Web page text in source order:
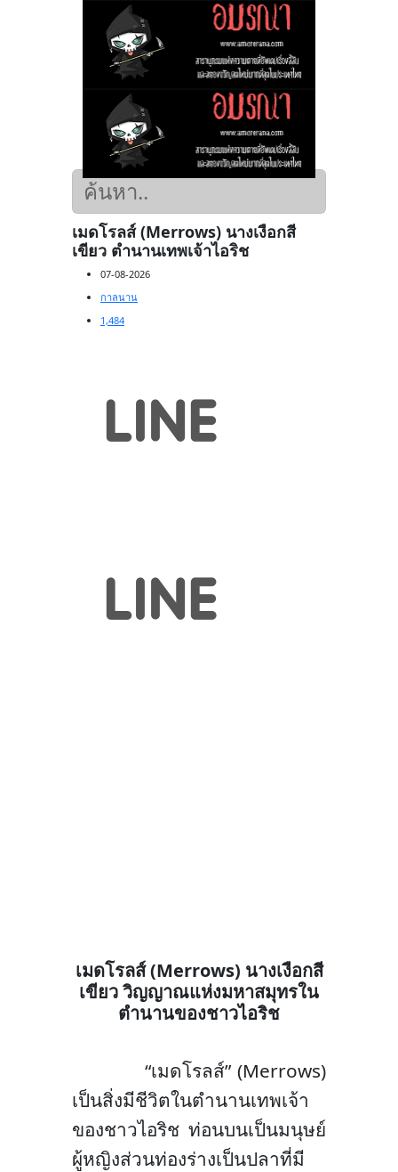
เมดโรลส์ (Merrows) นางเงือกสี
เขียว ตำนานเทพเจ้าไอริช
07-08-2026
กาลนาน
1,484
เมดโรลส์(Merrows) นางเงือกสี
เขียว วิญญาณแห่งมหาสมุทรใน
ตำนานของชาวไอริช
“เมดโรลส์”(Merrows)
เป็นสิ่งมีชีวิตในตำนานเทพเจ้า
ของชาวไอริช ท่อนบนเป็นมนุษย์
ผู้หญิงส่วนท่องร่างเป็นปลาที่มี